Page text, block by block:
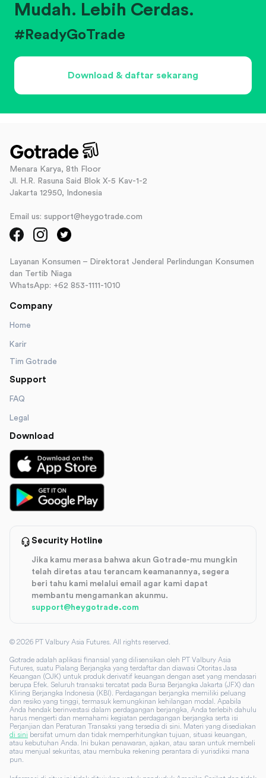
Mudah. Lebih Cerdas.
#ReadyGoTrade
Download & daftar sekarang
Menara Karya, 8th Floor
Jl. H.R. Rasuna Said Blok X-5 Kav-1-2
Jakarta 12950, Indonesia
Email us: support@heygotrade.com
Layanan Konsumen – Direktorat Jenderal Perlindungan Konsumen
dan Tertib Niaga
WhatsApp: +62 853-1111-1010
Company
Home
Karir
Tim Gotrade
Support
FAQ
Legal
Download
Security Hotline
Jika kamu merasa bahwa akun Gotrade-mu mungkin
telah diretas atau terancam keamanannya, segera
beri tahu kami melalui email agar kami dapat
membantu mengamankan akunmu.
support@heygotrade.com
© 2026 PT Valbury Asia Futures. All rights reserved.
Gotrade adalah aplikasi finansial yang dilisensikan oleh PT Valbury Asia
Futures, suatu Pialang Berjangka yang terdaftar dan diawasi Otoritas Jasa
Keuangan (OJK) untuk produk derivatif keuangan dengan aset yang mendasari
berupa Efek. Seluruh transaksi tercatat pada Bursa Berjangka Jakarta (JFX) dan
Kliring Berjangka Indonesia (KBI). Perdagangan berjangka memiliki peluang
dan resiko yang tinggi, termasuk kemungkinan kehilangan modal. Apabila
Anda hendak berinvestasi dalam perdagangan berjangka, Anda terlebih dahulu
harus mengerti dan memahami kegiatan perdagangan berjangka serta isi
Perjanjian dan Peraturan Transaksi yang tersedia di sini. Materi yang disediakan
di sini bersifat umum dan tidak memperhitungkan tujuan, situasi keuangan,
atau kebutuhan Anda. Ini bukan penawaran, ajakan, atau saran untuk membeli
atau menjual sekuritas, atau membuka rekening perantara di yurisdiksi mana
pun.